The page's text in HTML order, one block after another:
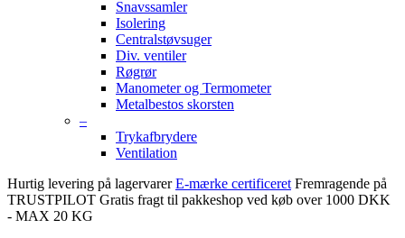
Snavssamler
Isolering
Centralstøvsuger
Div. ventiler
Røgrør
Manometer og Termometer
Metalbestos skorsten
–
Trykafbrydere
Ventilation
Hurtig levering på lagervarer E-mærke certificeret Fremragende på
TRUSTPILOT Gratis fragt til pakkeshop ved køb over 1000 DKK
- MAX 20 KG